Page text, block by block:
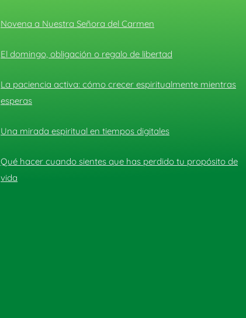
Novena a Nuestra Señora del Carmen
El domingo, obligación o regalo de libertad
La paciencia activa: cómo crecer espiritualmente mientras
esperas
Una mirada espiritual en tiempos digitales
Qué hacer cuando sientes que has perdido tu propósito de
vida